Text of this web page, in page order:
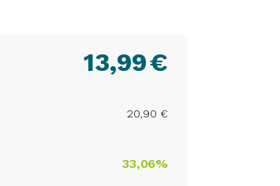
€
13,99
20,90 €
33,06%